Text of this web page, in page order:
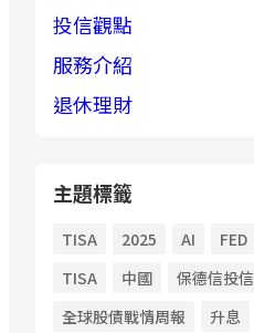
投信觀點
服務介紹
退休理財
主題標籤
TISA 2025 AI FED
TISA
中國 保德信投信
全球股債戰情周報
升息